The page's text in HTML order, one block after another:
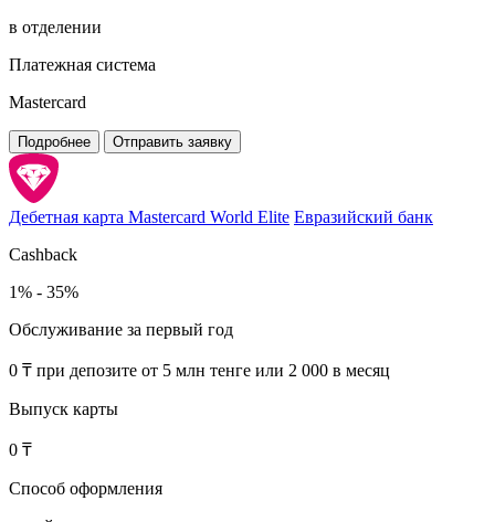
в отделении
Платежная система
Mastercard
Подробнее Отправить заявку
Дебетная карта Mastercard World Elite Евразийский банк
Cashback
1% - 35%
Обслуживание за первый год
0 ₸ при депозите от 5 млн тенге или 2 000 в месяц
Выпуск карты
0 ₸
Способ оформления